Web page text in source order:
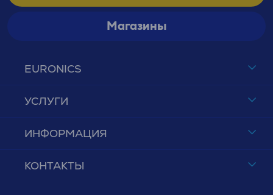
EURONICS
УСЛУГИ
ИНФОРМАЦИЯ
КОНТАКТЫ
Магазины